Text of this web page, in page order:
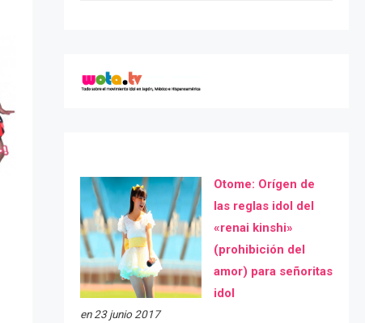
Otome: Orígen de
las reglas idol del
«renai kinshi»
(prohibición del
amor) para señoritas
idol
en 23 junio 2017